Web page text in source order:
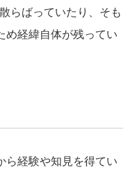
らばっていたり、そも
め経緯自体が残ってい
経験や知見を得てい